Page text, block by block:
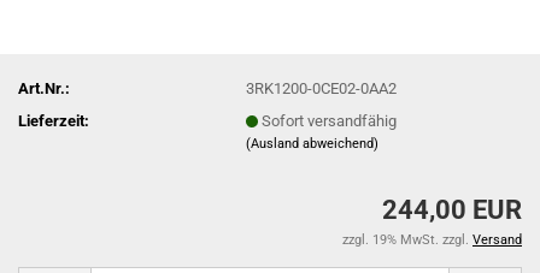
Art.Nr.:
3RK1200-0CE02-0AA2
Lieferzeit:
Sofort versandfähig
(Ausland abweichend)
244,00 EUR
zzgl. 19% MwSt. zzgl. Versand